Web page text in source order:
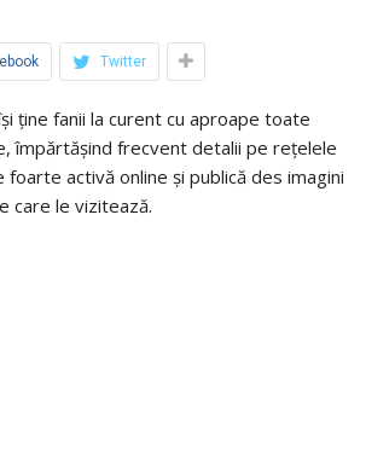
Twitter
ține fanii la curent cu aproape toate
împărtășind frecvent detalii pe rețelele
foarte activă online și publică des imagini
care le vizitează.